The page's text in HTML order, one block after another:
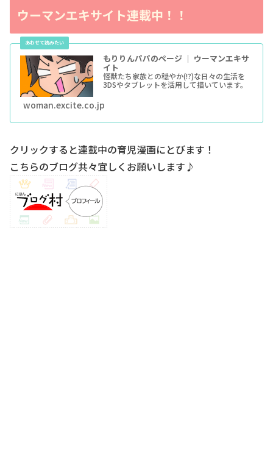
ウーマンエキサイト連載中！！
もりりんパパのページ ｜ ウーマンエキサ
イト
怪獣たち家族との穏やか(!?)な日々の生活を
3DSやタブレットを活用して描いています。
woman.excite.co.jp
クリックすると連載中の育児漫画にとびます！
こちらのブログ共々宜しくお願いします♪